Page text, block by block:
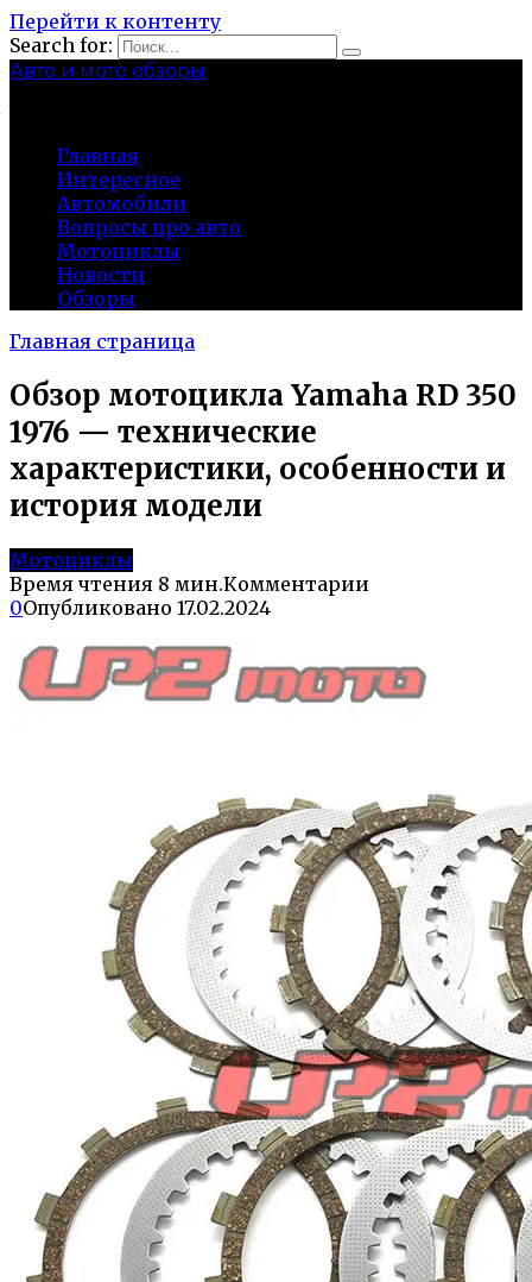
Перейти к контенту
Search for:
Авто и мото обзоры
Главная
Интересное
Автомобили
Вопросы про авто
Мотоциклы
Новости
Обзоры
Главная страница
Обзор мотоцикла Yamaha RD 350
1976 — технические
характеристики, особенности и
история модели
Мотоциклы
Время чтения 8 мин.Комментарии
0Опубликовано 17.02.2024